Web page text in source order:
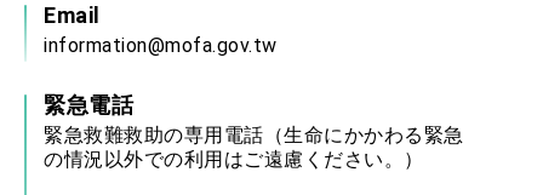
Email
information@mofa.gov.tw
緊急電話
緊急救難救助の専用電話（生命にかかわる緊急
の情況以外での利用はご遠慮ください。）